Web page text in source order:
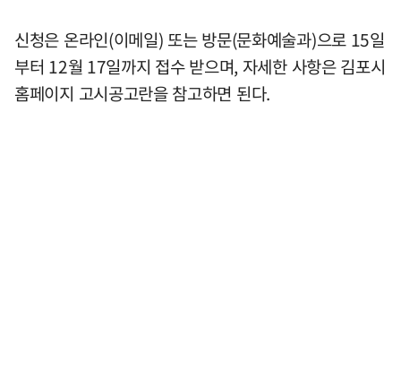
신청은 온라인(이메일) 또는 방문(문화예술과)으로 15일
부터 12월 17일까지 접수 받으며, 자세한 사항은 김포시
홈페이지 고시공고란을 참고하면 된다.